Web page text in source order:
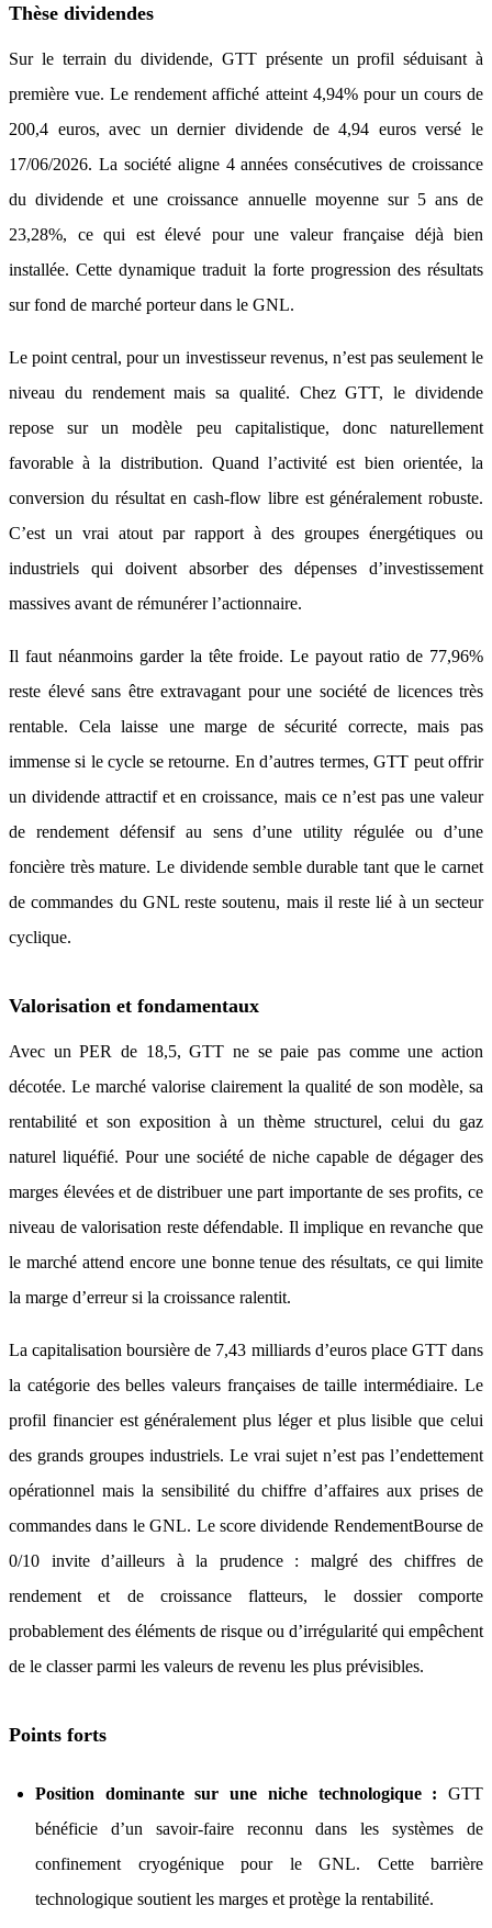
Thèse dividendes
Sur le terrain du dividende, GTT présente un profil séduisant à
première vue. Le rendement affiché atteint 4,94% pour un cours de
200,4 euros, avec un dernier dividende de 4,94 euros versé le
17/06/2026. La société aligne 4 années consécutives de croissance
du dividende et une croissance annuelle moyenne sur 5 ans de
23,28%, ce qui est élevé pour une valeur française déjà bien
installée. Cette dynamique traduit la forte progression des résultats
sur fond de marché porteur dans le GNL.
Le point central, pour un investisseur revenus, n’est pas seulement le
niveau du rendement mais sa qualité. Chez GTT, le dividende
repose sur un modèle peu capitalistique, donc naturellement
favorable à la distribution. Quand l’activité est bien orientée, la
conversion du résultat en cash-flow libre est généralement robuste.
C’est un vrai atout par rapport à des groupes énergétiques ou
industriels qui doivent absorber des dépenses d’investissement
massives avant de rémunérer l’actionnaire.
Il faut néanmoins garder la tête froide. Le payout ratio de 77,96%
reste élevé sans être extravagant pour une société de licences très
rentable. Cela laisse une marge de sécurité correcte, mais pas
immense si le cycle se retourne. En d’autres termes, GTT peut offrir
un dividende attractif et en croissance, mais ce n’est pas une valeur
de rendement défensif au sens d’une utility régulée ou d’une
foncière très mature. Le dividende semble durable tant que le carnet
de commandes du GNL reste soutenu, mais il reste lié à un secteur
cyclique.
Valorisation et fondamentaux
Avec un PER de 18,5, GTT ne se paie pas comme une action
décotée. Le marché valorise clairement la qualité de son modèle, sa
rentabilité et son exposition à un thème structurel, celui du gaz
naturel liquéfié. Pour une société de niche capable de dégager des
marges élevées et de distribuer une part importante de ses profits, ce
niveau de valorisation reste défendable. Il implique en revanche que
le marché attend encore une bonne tenue des résultats, ce qui limite
la marge d’erreur si la croissance ralentit.
La capitalisation boursière de 7,43 milliards d’euros place GTT dans
la catégorie des belles valeurs françaises de taille intermédiaire. Le
profil financier est généralement plus léger et plus lisible que celui
des grands groupes industriels. Le vrai sujet n’est pas l’endettement
opérationnel mais la sensibilité du chiffre d’affaires aux prises de
commandes dans le GNL. Le score dividende RendementBourse de
0/10 invite d’ailleurs à la prudence : malgré des chiffres de
rendement et de croissance flatteurs, le dossier comporte
probablement des éléments de risque ou d’irrégularité qui empêchent
de le classer parmi les valeurs de revenu les plus prévisibles.
Points forts
Position dominante sur une niche technologique : GTT
bénéficie d’un savoir-faire reconnu dans les systèmes de
confinement cryogénique pour le GNL. Cette barrière
technologique soutient les marges et protège la rentabilité.